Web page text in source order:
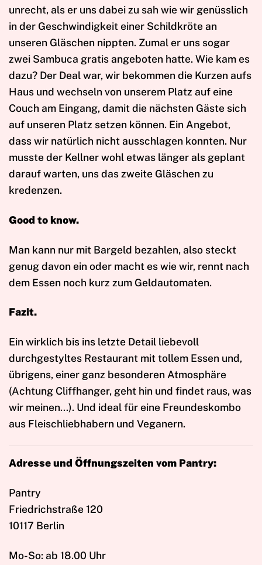
unrecht, als er uns dabei zu sah wie wir genüsslich
in der Geschwindigkeit einer Schildkröte an
unseren Gläschen nippten. Zumal er uns sogar
zwei Sambuca gratis angeboten hatte. Wie kam es
dazu? Der Deal war, wir bekommen die Kurzen aufs
Haus und wechseln von unserem Platz auf eine
Couch am Eingang, damit die nächsten Gäste sich
auf unseren Platz setzen können. Ein Angebot,
dass wir natürlich nicht ausschlagen konnten. Nur
musste der Kellner wohl etwas länger als geplant
darauf warten, uns das zweite Gläschen zu
kredenzen.
Good to know.
Man kann nur mit Bargeld bezahlen, also steckt
genug davon ein oder macht es wie wir, rennt nach
dem Essen noch kurz zum Geldautomaten.
Fazit.
Ein wirklich bis ins letzte Detail liebevoll
durchgestyltes Restaurant mit tollem Essen und,
übrigens, einer ganz besonderen Atmosphäre
(Achtung Cliffhanger, geht hin und findet raus, was
wir meinen…). Und ideal für eine Freundeskombo
aus Fleischliebhabern und Veganern.
Adresse und Öffnungszeiten vom Pantry:
Pantry
Friedrichstraße 120
10117 Berlin
Mo-So: ab 18.00 Uhr